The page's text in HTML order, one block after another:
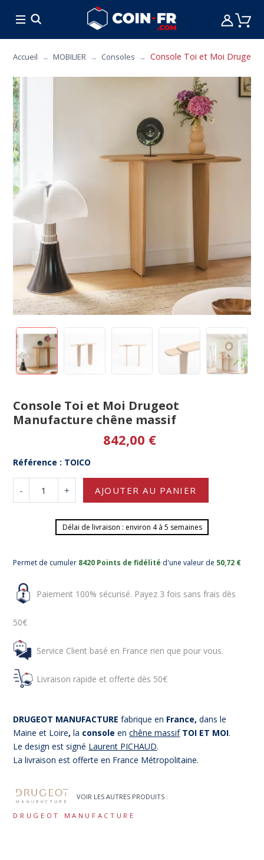
CUISINE MOBILIER
Accueil MOBILIER Consoles Console Toi et Moi Drugeot
Console Toi et Moi Drugeot
Manufacture chêne massif
842,00 €
Référence : TOICO
- + AJOUTER AU PANIER
Délai de livraison : environ 4 à 5 semaines
Permet de cumuler 8420 Points de fidélité d'une valeur de 50,72 €
Paiement 100% sécurisé. Payez 3 fois sans frais dès
50€
Service Client basé en France rien que pour vous.
Livraison rapide et offerte dès 50€
DRUGEOT MANUFACTURE fabrique en France,dans le
Maine et Loire, la console enchêne massif TOI ET MOI.
Le design est signé Laurent PICHAUD.
La livraison est offerte en France Métropolitaine.
VOIR LES AUTRES PRODUITS :
DRUGEOT MANUFACTURE